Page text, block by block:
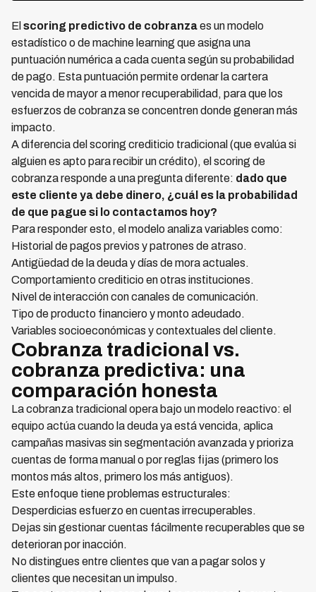
El scoring predictivo de cobranzaes un modelo
estadístico o de machine learning que asigna una
puntuación numérica a cada cuenta según su probabilidad
de pago. Esta puntuación permite ordenar la cartera
vencida de mayor a menor recuperabilidad, para que los
esfuerzos de cobranza se concentren donde generan más
impacto.
A diferencia del scoring crediticio tradicional (que evalúa si
alguien es apto para recibir un crédito), el scoring de
cobranza responde a una pregunta diferente: dado que
este cliente ya debe dinero, ¿cuál es la probabilidad
de que pague si lo contactamos hoy?
Para responder esto, el modelo analiza variables como:
Historial de pagos previos y patrones de atraso.
Antigüedad de la deuda y días de mora actuales.
Comportamiento crediticio en otras instituciones.
Nivel de interacción con canales de comunicación.
Tipo de producto financiero y monto adeudado.
Variables socioeconómicas y contextuales del cliente.
Cobranza tradicional vs.
cobranza predictiva: una
comparación honesta
La cobranza tradicional opera bajo un modelo reactivo: el
equipo actúa cuando la deuda ya está vencida, aplica
campañas masivas sin segmentación avanzada y prioriza
cuentas de forma manual o por reglas fijas (primero los
montos más altos, primero los más antiguos).
Este enfoque tiene problemas estructurales:
Desperdicias esfuerzo en cuentas irrecuperables.
Dejas sin gestionar cuentas fácilmente recuperables que se
deterioran por inacción.
No distingues entre clientes que van a pagar solos y
clientes que necesitan un impulso.